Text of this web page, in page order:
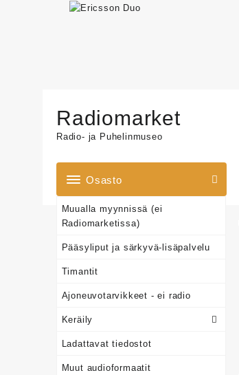
content
Radiomarket
Radio- ja Puhelinmuseo
Osasto
Muualla myynnissä (ei
Radiomarketissa)
Pääsyliput ja särkyvä-lisäpalvelu
Timantit
Ajoneuvotarvikkeet - ei radio
Keräily
Ladattavat tiedostot
Muut audioformaatit